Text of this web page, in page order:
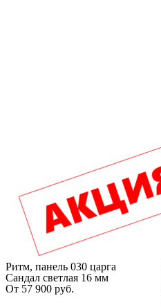
Ритм, панель 030 царга
Сандал светлая 16 мм
От 57 900 руб.